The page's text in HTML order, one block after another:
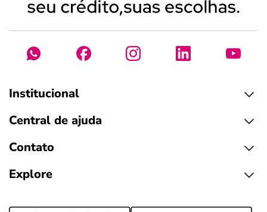
Institucional
Central de ajuda
Contato
Explore